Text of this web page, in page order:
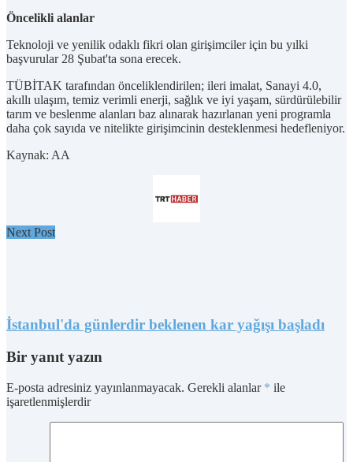
Öncelikli alanlar
Teknoloji ve yenilik odaklı fikri olan girişimciler için bu yılki
başvurular 28 Şubat'ta sona erecek.
TÜBİTAK tarafından önceliklendirilen; ileri imalat, Sanayi 4.0,
akıllı ulaşım, temiz verimli enerji, sağlık ve iyi yaşam, sürdürülebilir
tarım ve beslenme alanları baz alınarak hazırlanan yeni programla
daha çok sayıda ve nitelikte girişimcinin desteklenmesi hedefleniyor.
Kaynak: AA
Next Post
İstanbul'da günlerdir beklenen kar yağışı başladı
Bir yanıt yazın
E-posta adresiniz yayınlanmayacak. Gerekli alanlar * ile
işaretlenmişlerdir